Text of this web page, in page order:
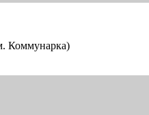
Коммунарка)